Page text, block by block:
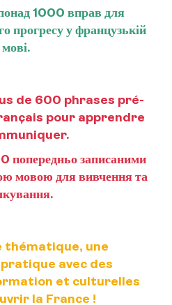
1000 вправ для
прогресу у французькій
мові.
de 600 phrases pré-
pour apprendre
попередньо записаними
мовою для вивчення та
thématique, une
avec des
et culturelles
la France !